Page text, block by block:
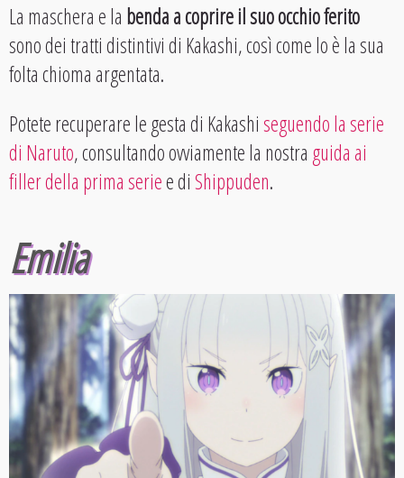
La maschera e la benda a coprire il suo occhio ferito
sono dei tratti distintivi di Kakashi, così come lo è la sua
folta chioma argentata.
Potete recuperare le gesta di Kakashiseguendo la serie
di Naruto, consultando ovviamente la nostra guida ai
filler della prima seriee diShippuden.
Emilia